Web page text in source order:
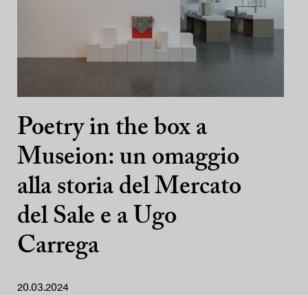
Poetry in the box a
Museion: un omaggio
alla storia del Mercato
del Sale e a Ugo
Carrega
20.03.2024